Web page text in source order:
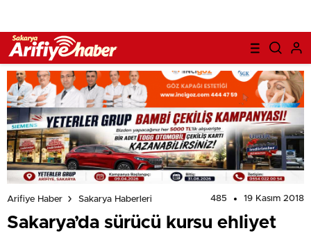
Arifiye Haber Sakarya Haberleri 485 19 Kasım 2018
Sakarya’da sürücü kursu ehliyet